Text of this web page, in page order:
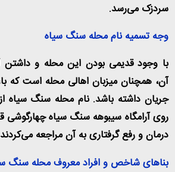
سردزک می‌رسد.
وجه تسمیه نام محله سنگ سیاه
با وجود قدیمی بودن این محله و داشتن
آن، همچنان میزبان اهالی محله است که
جریان داشته باشد. نام محله سنگ سیاه
روی آرامگاه سیبوهه سنگ سیاه چهارگوشی
درمان و رفع گرفتاری به آن مراجعه می‌کردند
بناهای شاخص و افراد معروف محله سنگ